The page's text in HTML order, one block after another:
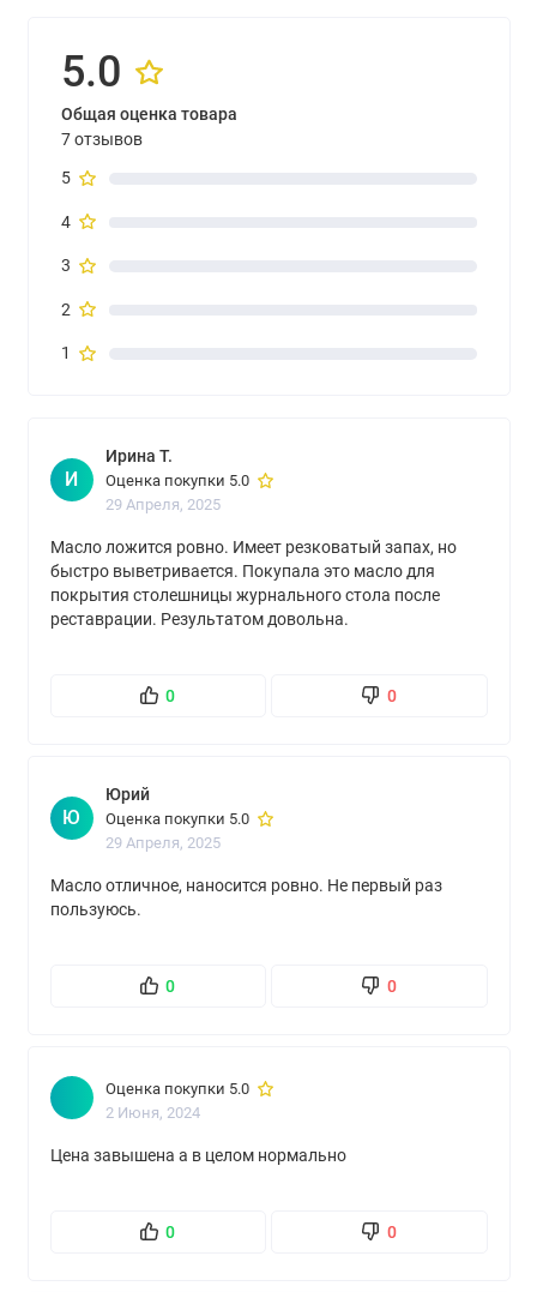
5.0
Общая оценка товара
7 отзывов
5
4
3
2
1
И
Ирина Т.
Оценка покупки 5.0
29 Апреля, 2025
Масло ложится ровно. Имеет резковатый запах, но
быстро выветривается. Покупала это масло для
покрытия столешницы журнального стола после
реставрации. Результатом довольна.
0 0
Ю
Юрий
Оценка покупки 5.0
29 Апреля, 2025
Масло отличное, наносится ровно. Не первый раз
пользуюсь.
0 0
Оценка покупки 5.0
2 Июня, 2024
Цена завышена а в целом нормально
0 0